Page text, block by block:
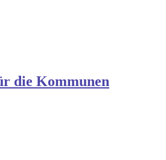
die Kommunen